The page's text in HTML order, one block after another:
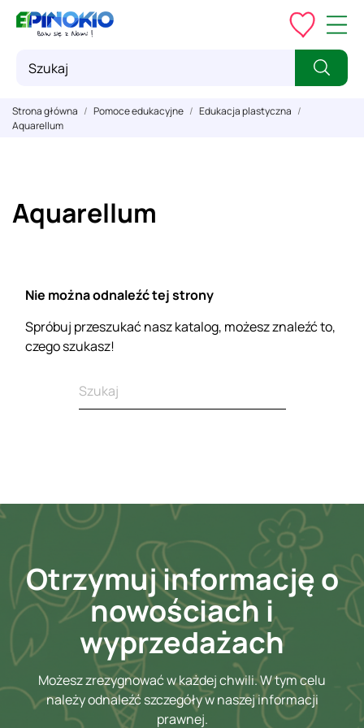
Strona główna Pomoce edukacyjne
Edukacja plastyczna
Aquarellum
Aquarellum
Nie można odnaleźć tej strony
Spróbuj przeszukać nasz katalog, możesz znaleźć to,
czego szukasz!
Otrzymuj informację o
nowościach i
wyprzedażach
Możesz zrezygnować w każdej chwili. W tym celu
należy odnaleźć szczegóły w naszej informacji
prawnej.